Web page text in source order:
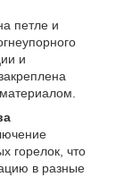
петле и
и
горелок, что
в разные